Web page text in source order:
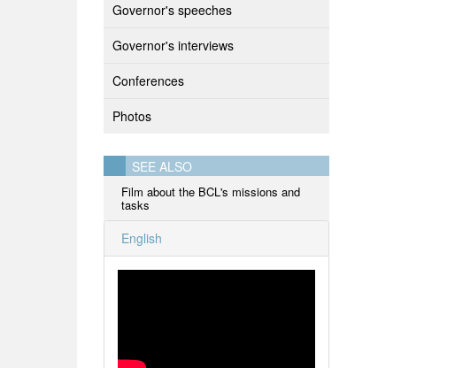
Governor's speeches
Governor's interviews
Conferences
Photos
SEE ALSO
Film about the BCL's missions and
tasks
English